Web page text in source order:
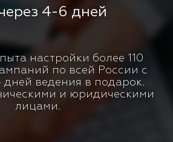
4-6 дней
настройки более 110
по всей России с
дней ведения в подарок.
и юридическими
лицами.